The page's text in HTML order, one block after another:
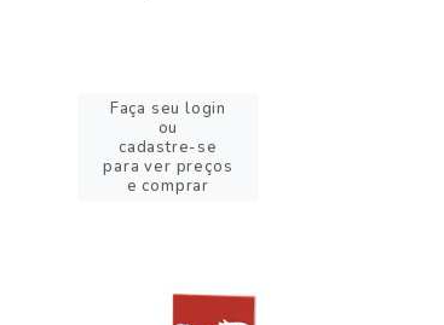
Faça seu login
ou
cadastre-se
para ver preços
e comprar